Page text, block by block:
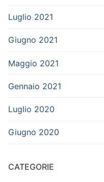
Luglio 2021
Giugno 2021
Maggio 2021
Gennaio 2021
Luglio 2020
Giugno 2020
CATEGORIE